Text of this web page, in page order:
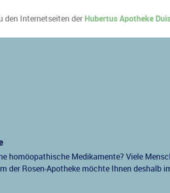
den Internetseiten der Hubertus Apotheke
homöopathische Medikamente? Viele
der Rosen-Apotheke möchte Ihnen deshalb